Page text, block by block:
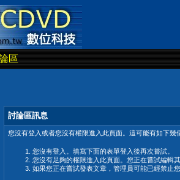
區
討論區訊息
您沒有登入或者您沒有權限進入此頁面。這可能有如下幾
您沒有登入。填寫下面的表單登入後再次嘗試。
您沒有足夠的權限進入此頁面。您正在嘗試編輯
如果您正在嘗試發表文章，管理員可能已經禁止